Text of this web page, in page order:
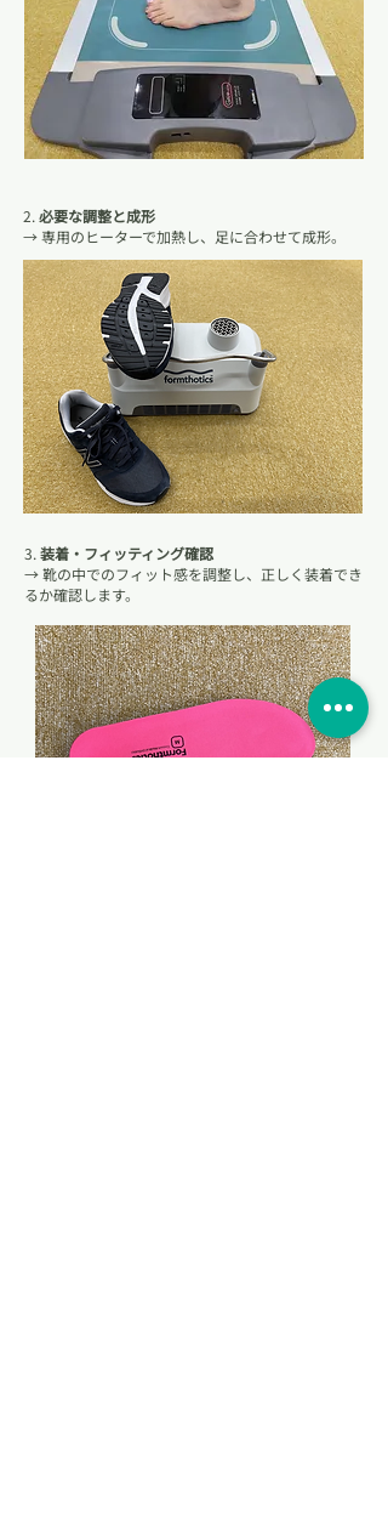
2. 必要な調整と成形
→ 専用のヒーターで加熱し、足に合わせて成形。
3. 装着・フィッティング確認
→ 靴の中でのフィット感を調整し、正しく装着でき
るか確認します。